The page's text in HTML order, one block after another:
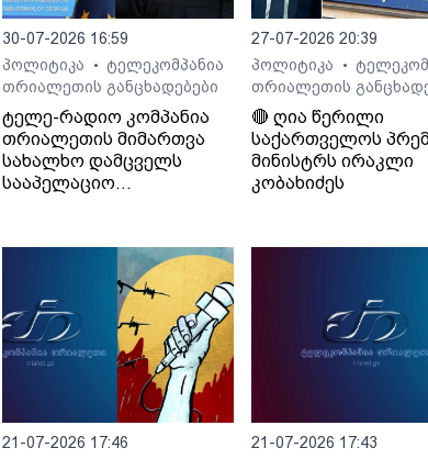
30-07-2026 16:59
პოლიტიკა
• ტელეკომპანია
თრიალეთის განცხადებები
ტელე-რადიო კომპანია
თრიალეთის მიმართვა
სახალხო დამცველს
სააპელაციო
შესახებ
27-07-2026 20:39
პოლიტიკა
•
თრიალეთის
🔴 ღია წერილი
საქართველოს
მინისტრს ირაკლი
კობახიძეს
21-07-2026 17:46
21-07-2026 17:43